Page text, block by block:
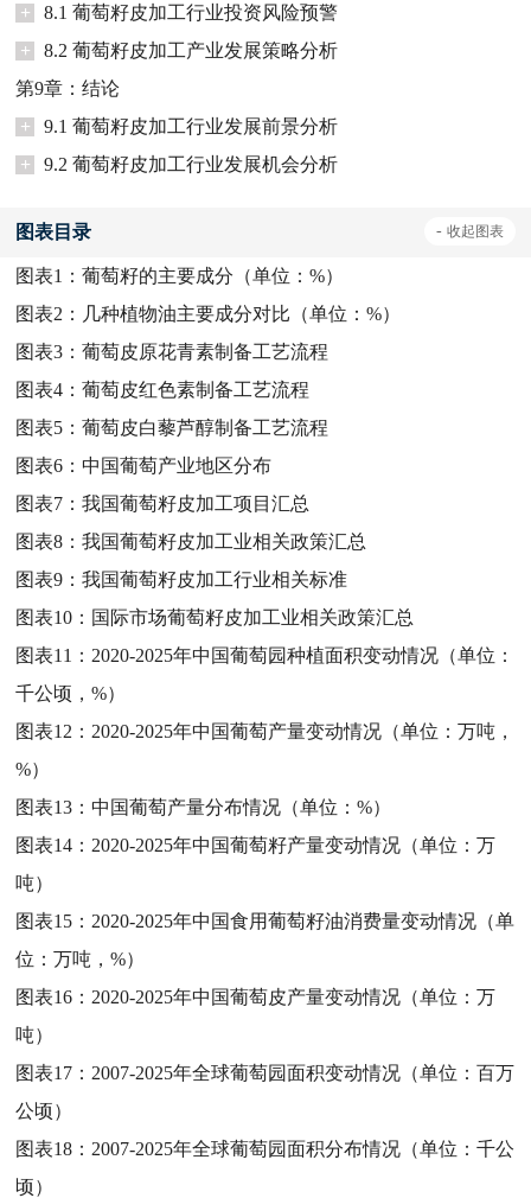
+
8.1 葡萄籽皮加工行业投资风险预警
+
8.2 葡萄籽皮加工产业发展策略分析
第9章：结论
+
9.1 葡萄籽皮加工行业发展前景分析
+
9.2 葡萄籽皮加工行业发展机会分析
图表目录 - 收起图表
图表1：葡萄籽的主要成分（单位：%）
图表2： 几种植物油主要成分对比（单位：%）
图表3：葡萄皮原花青素制备工艺流程
图表4：葡萄皮红色素制备工艺流程
图表5：葡萄皮白藜芦醇制备工艺流程
图表6：中国葡萄产业地区分布
图表7：我国葡萄籽皮加工项目汇总
图表8：我国葡萄籽皮加工业相关政策汇总
图表9：我国葡萄籽皮加工行业相关标准
图表10： 国际市场葡萄籽皮加工业相关政策汇总
图表11： 2020-2025年中国葡萄园种植面积变动情况（单位：
千公顷，%）
图表12： 2020-2025年中国葡萄产量变动情况（单位：万吨，
%）
图表13：中国葡萄产量分布情况（单位：%）
图表14： 2020-2025年中国葡萄籽产量变动情况（单位：万
吨）
图表15： 2020-2025年中国食用葡萄籽油消费量变动情况（单
位：万吨，%）
图表16： 2020-2025年中国葡萄皮产量变动情况（单位：万
吨）
图表17： 2007-2025年全球葡萄园面积变动情况（单位：百万
公顷）
图表18： 2007-2025年全球葡萄园面积分布情况（单位：千公
顷）